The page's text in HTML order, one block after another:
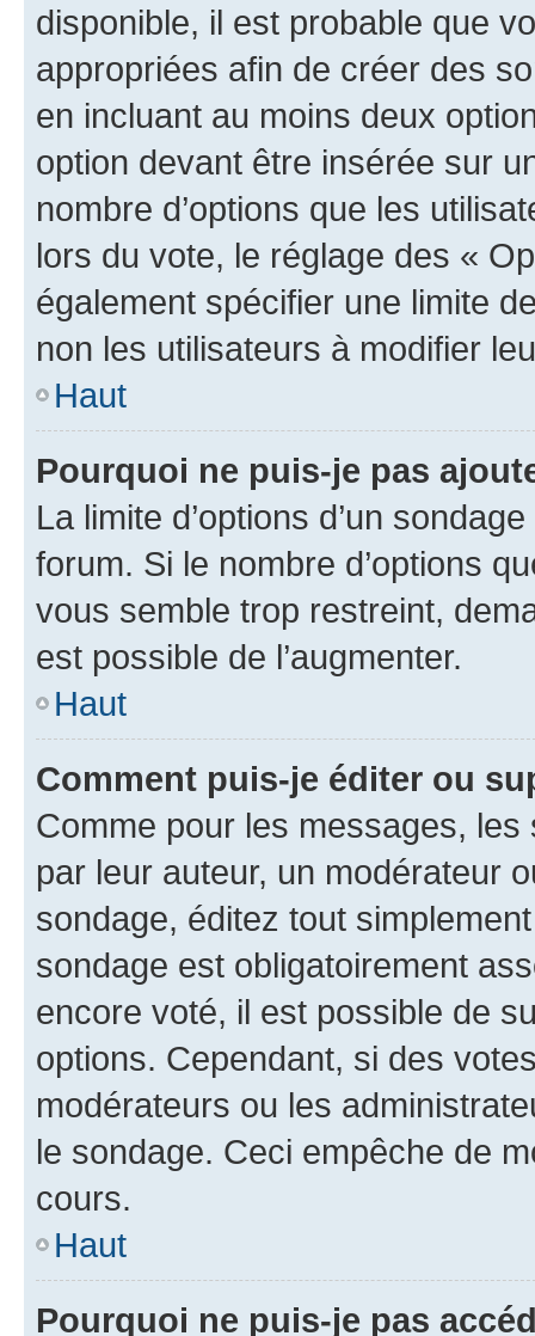
disponible, il est probable que
appropriées afin de créer des
en incluant au moins deux
option devant être insérée sur
nombre d’options que les
lors du vote, le réglage des «
également spécifier une limite
non les utilisateurs à modifier
Haut
Pourquoi ne puis-je pas
La limite d’options d’un
forum. Si le nombre d’options
vous semble trop restreint,
est possible de l’augmenter.
Haut
Comment puis-je éditer ou
Comme pour les messages,
par leur auteur, un modérateur
sondage, éditez tout
sondage est obligatoirement
encore voté, il est possible de
options. Cependant, si des
modérateurs ou les
le sondage. Ceci empêche de
cours.
Haut
Pourquoi ne puis-je pas